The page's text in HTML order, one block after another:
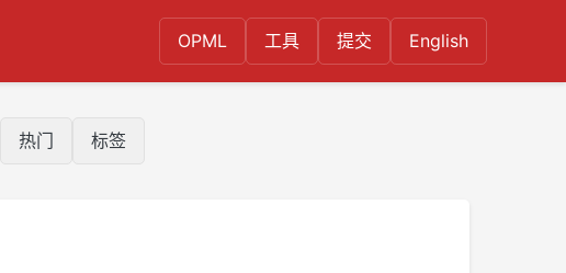
OPML 工具 提交 English
热门 标签